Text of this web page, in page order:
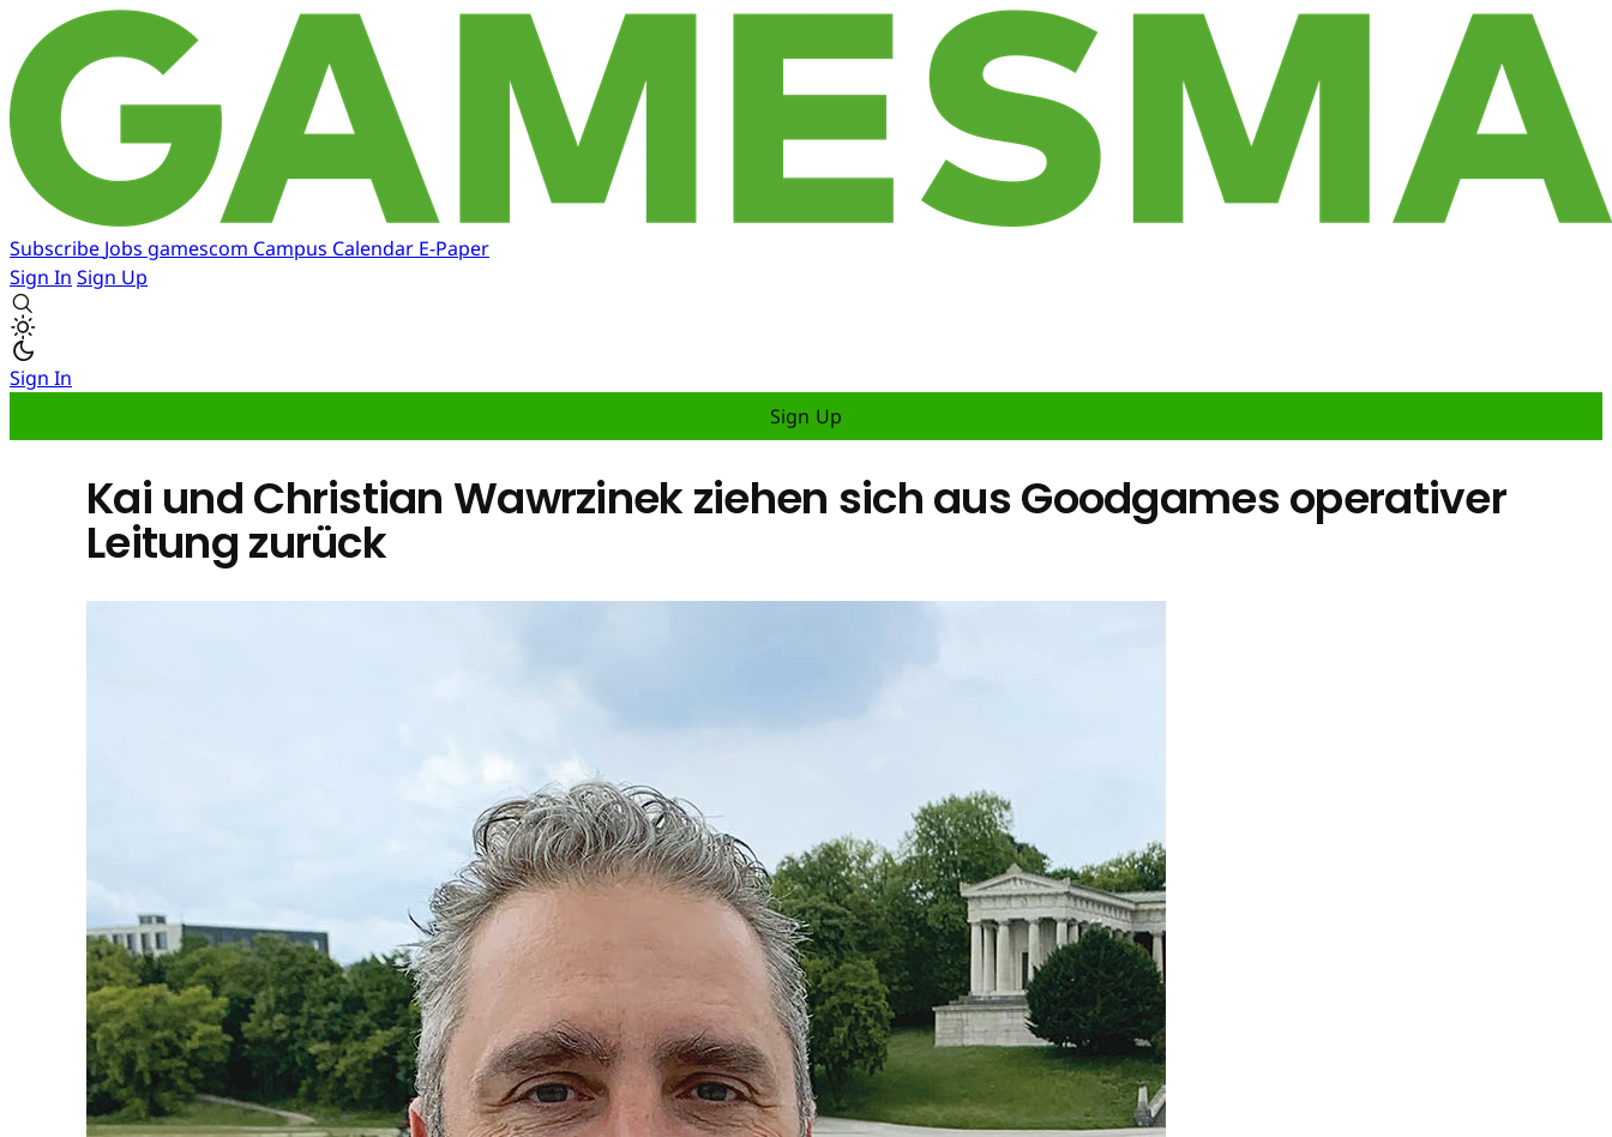
Subscribe Jobs gamescom Campus Calendar E-Paper
Sign In Sign Up
Sign In
Sign Up
Kai und Christian Wawrzinek ziehen sich aus Goodgames operativer
Leitung zurück